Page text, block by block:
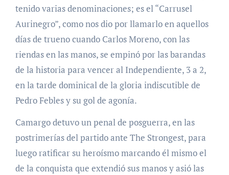
tenido varias denominaciones; es el “Carrusel
Aurinegro”, como nos dio por llamarlo en aquellos
días de trueno cuando Carlos Moreno, con las
riendas en las manos, se empinó por las barandas
de la historia para vencer al Independiente, 3 a 2,
en la tarde dominical de la gloria indiscutible de
Pedro Febles y su gol de agonía.
Camargo detuvo un penal de posguerra, en las
postrimerías del partido ante The Strongest, para
luego ratificar su heroísmo marcando él mismo el
de la conquista que extendió sus manos y asió las